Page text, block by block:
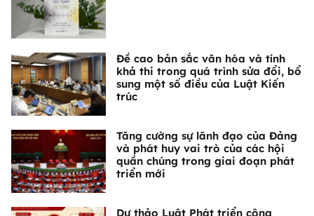
Đề cao bản sắc văn hóa và tính
khả thi trong quá trình sửa đổi, bổ
sung một số điều của Luật Kiến
trúc
Tăng cường sự lãnh đạo của Đảng
và phát huy vai trò của các hội
quần chúng trong giai đoạn phát
triển mới
Dự thảo Luật Phát triển công